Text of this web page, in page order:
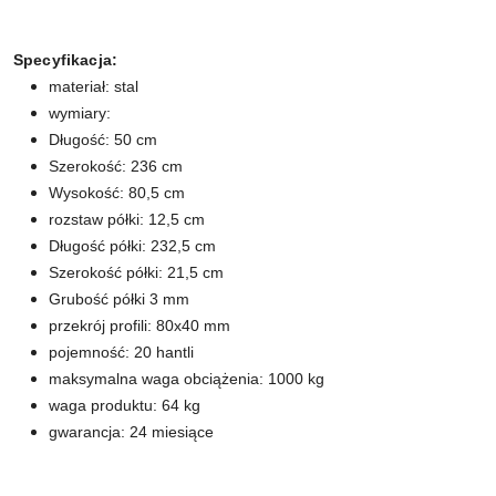
Specyfikacja:
materiał: stal
wymiary:
Długość: 50 cm
Szerokość: 236 cm
Wysokość: 80,5 cm
rozstaw półki: 12,5 cm
Długość półki: 232,5 cm
Szerokość półki: 21,5 cm
Grubość półki 3 mm
przekrój profili: 80x40 mm
pojemność: 20 hantli
maksymalna waga obciążenia: 1000 kg
waga produktu: 64 kg
gwarancja: 24 miesiące